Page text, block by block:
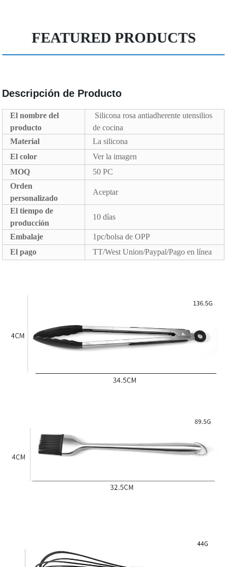
FEATURED PRODUCTS
Descripción de Producto
El nombre del
producto
Silicona rosa antiadherente utensilios
de cocina
Material
La silicona
El color
Ver la imagen
MOQ
50 PC
Orden
personalizado
Aceptar
El tiempo de
producción
10 días
Embalaje
1pc/bolsa de OPP
El pago
TT/West Union/Paypal/Pago en línea